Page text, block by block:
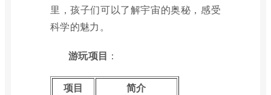
里，孩子们可以了解宇宙的奥秘，感受
科学的魅力。
游玩项目 ：
项目
简介